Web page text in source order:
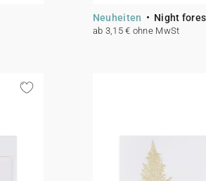
Neuheiten Night
ab 3,15 € ohne MwSt